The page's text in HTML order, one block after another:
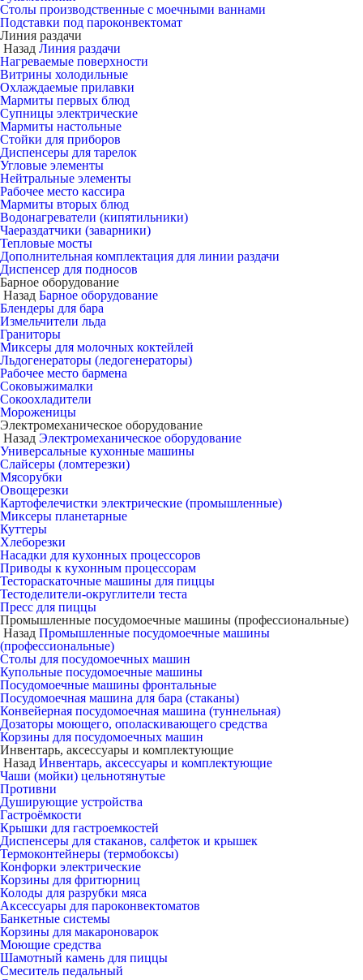
Столы производственные с моечными ваннами
Подставки под пароконвектомат
Линия раздачи
Назад Линия раздачи
Нагреваемые поверхности
Витрины холодильные
Охлаждаемые прилавки
Мармиты первых блюд
Супницы электрические
Мармиты настольные
Стойки для приборов
Диспенсеры для тарелок
Угловые элементы
Нейтральные элементы
Рабочее место кассира
Мармиты вторых блюд
Водонагреватели (кипятильники)
Чаераздатчики (заварники)
Тепловые мосты
Дополнительная комплектация для линии раздачи
Диспенсер для подносов
Барное оборудование
Назад Барное оборудование
Блендеры для бара
Измельчители льда
Граниторы
Миксеры для молочных коктейлей
Льдогенераторы (ледогенераторы)
Рабочее место бармена
Соковыжималки
Сокоохладители
Мороженицы
Электромеханическое оборудование
Назад Электромеханическое оборудование
Универсальные кухонные машины
Слайсеры (ломтерезки)
Мясорубки
Овощерезки
Картофелечистки электрические (промышленные)
Миксеры планетарные
Куттеры
Хлеборезки
Насадки для кухонных процессоров
Приводы к кухонным процессорам
Тестораскаточные машины для пиццы
Тестоделители-округлители теста
Пресс для пиццы
Промышленные посудомоечные машины (профессиональные)
Назад Промышленные посудомоечные машины
(профессиональные)
Столы для посудомоечных машин
Купольные посудомоечные машины
Посудомоечные машины фронтальные
Посудомоечная машина для бара (стаканы)
Конвейерная посудомоечная машина (туннельная)
Дозаторы моющего, ополаскивающего средства
Корзины для посудомоечных машин
Инвентарь, аксессуары и комплектующие
Назад Инвентарь, аксессуары и комплектующие
Чаши (мойки) цельнотянутые
Противни
Душирующие устройства
Гастроёмкости
Крышки для гастроемкостей
Диспенсеры для стаканов, салфеток и крышек
Термоконтейнеры (термобоксы)
Конфорки электрические
Корзины для фритюрниц
Колоды для разрубки мяса
Аксессуары для пароконвектоматов
Банкетные системы
Корзины для макароноварок
Моющие средства
Шамотный камень для пиццы
Смеситель педальный